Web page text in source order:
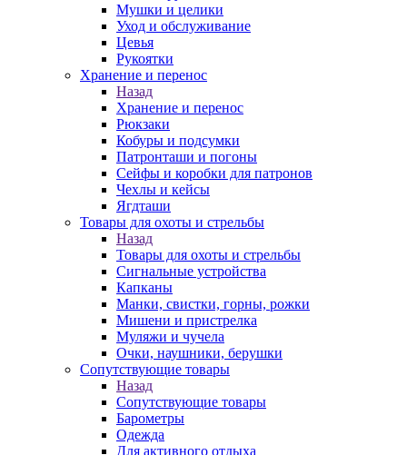
Мушки и целики
Уход и обслуживание
Цевья
Рукоятки
Хранение и перенос
Назад
Хранение и перенос
Рюкзаки
Кобуры и подсумки
Патронташи и погоны
Сейфы и коробки для патронов
Чехлы и кейсы
Ягдташи
Товары для охоты и стрельбы
Назад
Товары для охоты и стрельбы
Сигнальные устройства
Капканы
Манки, свистки, горны, рожки
Мишени и пристрелка
Муляжи и чучела
Очки, наушники, берушки
Сопутствующие товары
Назад
Сопутствующие товары
Барометры
Одежда
Для активного отдыха